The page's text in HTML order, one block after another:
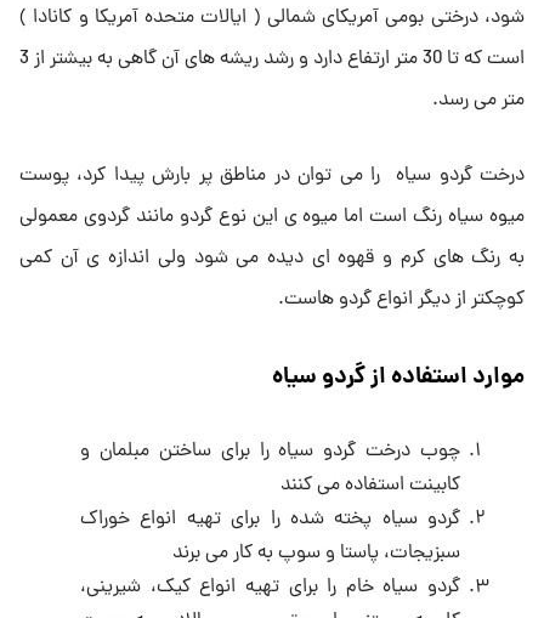
شود، درختی بومی آمریکای شمالی ( ایالات متحده آمریکا و کانادا )
است که تا 30 متر ارتفاع دارد و رشد ریشه های آن گاهی به بیشتر از 3
متر می رسد.
درخت گردو سیاه را می توان در مناطق پر بارش پیدا کرد، پوست
میوه سیاه رنگ است اما میوه ی این نوع گردو مانند گردوی معمولی
به رنگ های کرم و قهوه ای دیده می شود ولی اندازه ی آن کمی
کوچکتر از دیگر انواع گردو هاست.
موارد استفاده از گردو سیاه
چوب درخت گردو سیاه را برای ساختن مبلمان و
کابینت استفاده می کنند
گردو سیاه پخته شده را برای تهیه انواع خوراک
سبزیجات، پاستا و سوپ به کار می برند
گردو سیاه خام را برای تهیه انواع کیک، شیرینی،